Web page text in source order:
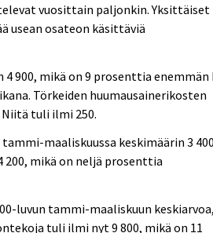
vuosittain paljonkin. Yksittäiset
usean osateon käsittäviä
900, mikä on 9 prosenttia enemmän
Törkeiden huumausainerikosten
tuli ilmi 250.
maaliskuussa keskimäärin 3
200, mikä on neljä prosenttia
luvun tammi-maaliskuun
tuli ilmi nyt 9 800, mikä on 11